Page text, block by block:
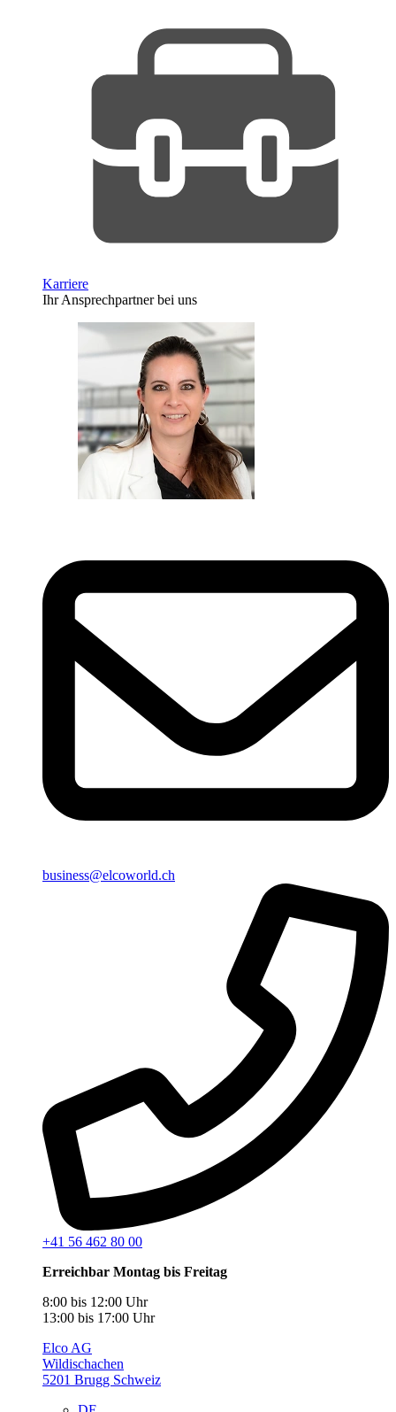
Karriere
Ihr Ansprechpartner bei uns
business@elcoworld.ch
+41 56 462 80 00
Erreichbar Montag bis Freitag
8:00 bis 12:00 Uhr
13:00 bis 17:00 Uhr
Elco AG
Wildischachen
5201 Brugg Schweiz